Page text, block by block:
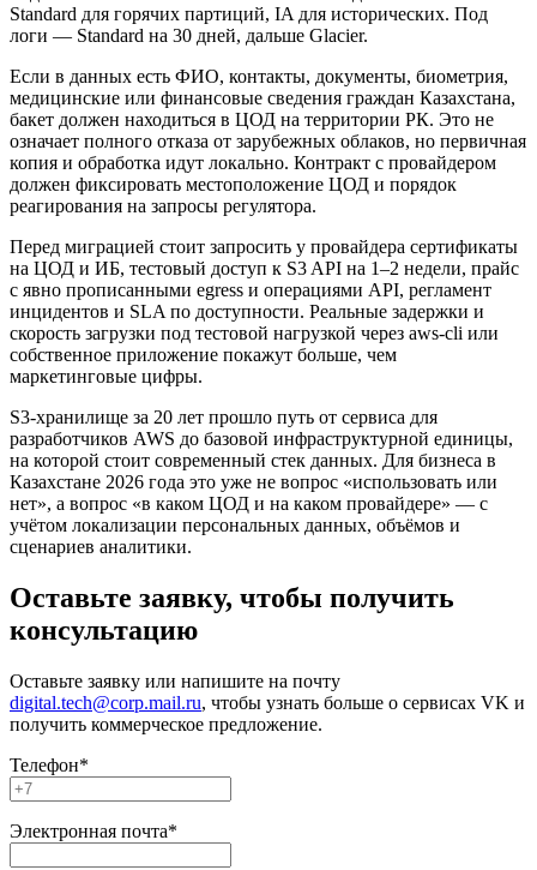
Standard для горячих партиций, IA для исторических. Под
логи — Standard на 30 дней, дальше Glacier.
Если в данных есть ФИО, контакты, документы, биометрия,
медицинские или финансовые сведения граждан Казахстана,
бакет должен находиться в ЦОД на территории РК. Это не
означает полного отказа от зарубежных облаков, но первичная
копия и обработка идут локально. Контракт с провайдером
должен фиксировать местоположение ЦОД и порядок
реагирования на запросы регулятора.
Перед миграцией стоит запросить у провайдера сертификаты
на ЦОД и ИБ, тестовый доступ к S3 API на 1–2 недели, прайс
с явно прописанными egress и операциями API, регламент
инцидентов и SLA по доступности. Реальные задержки и
скорость загрузки под тестовой нагрузкой через aws-cli или
собственное приложение покажут больше, чем
маркетинговые цифры.
S3-хранилище за 20 лет прошло путь от сервиса для
разработчиков AWS до базовой инфраструктурной единицы,
на которой стоит современный стек данных. Для бизнеса в
Казахстане 2026 года это уже не вопрос «использовать или
нет», а вопрос «в каком ЦОД и на каком провайдере» — с
учётом локализации персональных данных, объёмов и
сценариев аналитики.
Оставьте заявку, чтобы получить
консультацию
Оставьте заявку или напишите на почту
digital.tech@corp.mail.ru, чтобы узнать больше о сервисах VK и
получить коммерческое предложение.
Телефон*
Электронная почта*